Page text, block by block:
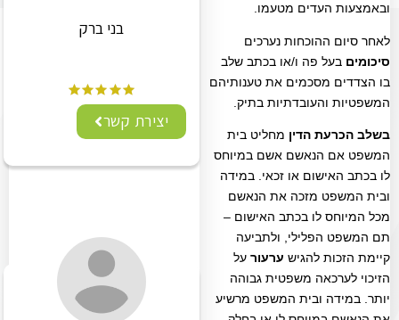
ובאמצעות העדים מטעמו.
לאחר סיום ההוכחות נערכים
סיכומיםבעל פה ו/או בכתב שלב
בו הצדדים מסכמים את טענותיהם
המשפטיות והעובדתיות בתיק.
בשלב הכרעת הדיןמחליט בית
המשפט אם הנאשם אשם במיוחס
לו בכתב האישום או זכאי. במידה
ובית המשפט מזכה את הנאשם
מכל המיוחס לו בכתב האישום –
תם המשפט הפלילי, ולתביעה
קיימת הזכות להגישערעורעל
הזיכוי לערכאה משפטית גבוהה
יותר. במידה ובית המשפט מרשיע
בני ברק
יצירת קשר